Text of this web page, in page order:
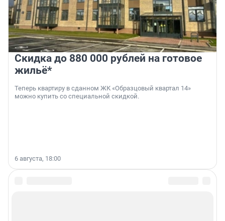
Скидка до 880 000 рублей на готовое
жильё*
Теперь квартиру в сданном ЖК «Образцовый квартал 14»
можно купить со специальной скидкой.
6 августа, 18:00